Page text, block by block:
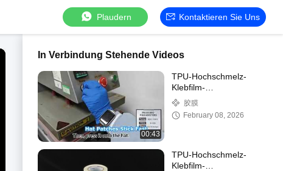
Plaudern Kontaktieren Sie Uns
In Verbindung Stehende Videos
00:43
TPU-Hochschmelz-
Klebfilm-
Bindungspflaster
胶膜
February 08, 2026
TPU-Hochschmelz-
Klebfilm-